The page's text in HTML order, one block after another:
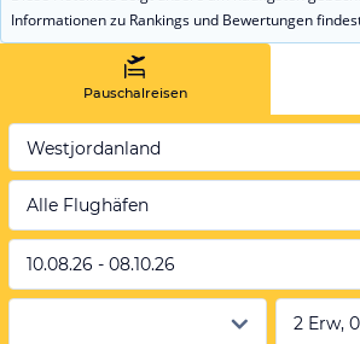
Informationen zu Rankings und Bewertungen
Pauschalreisen
Westjordanland
Alle Flughäfen
10.08.26 - 08.10.26
2 Erw,